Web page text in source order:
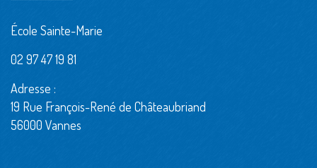
École Sainte-Marie
02 97 47 19 81
Adresse :
19 Rue François-René de Châteaubriand
56000 Vannes